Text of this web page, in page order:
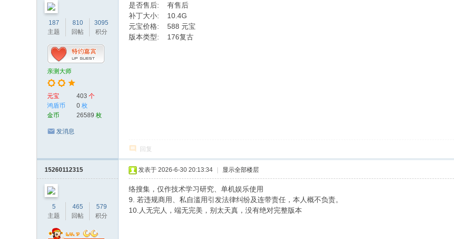
187
主题
810
回帖
3095
积分
亲测大师
元宝 403 个
鸿盾币
0 枚
金币
26589 枚
发消息
是否售后: 有售后
补丁大小: 10.4G
元宝价格: 588 元宝
版本类型: 176复古
回复
15260112315
5
主题
465
回帖
579
积分
发表于 2026-6-30 20:13:34 显示全部楼层
络搜集，仅作技术学习研究、单机娱乐使用
9. 若违规商用、私自滥用引发法律纠纷及连带责任，本人概不负责。
10.人无完人，端无完美，别太天真，没有绝对完整版本